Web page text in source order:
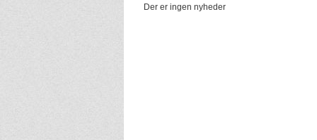
Der er ingen nyheder